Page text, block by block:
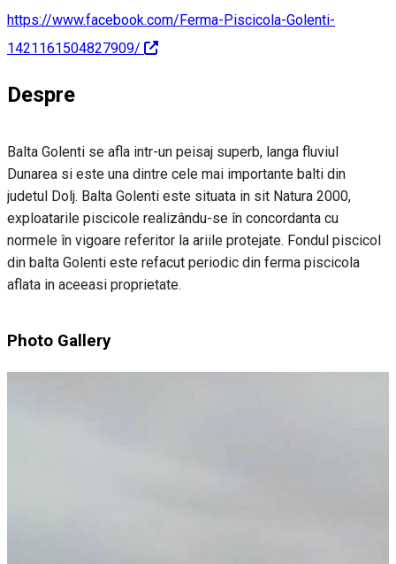
https://www.facebook.com/Ferma-Piscicola-Golenti-
1421161504827909/
Despre
Balta Golenti se afla intr-un peisaj superb, langa fluviul
Dunarea si este una dintre cele mai importante balti din
judetul Dolj. Balta Golenti este situata in sit Natura 2000,
exploatarile piscicole realizându-se în concordanta cu
normele în vigoare referitor la ariile protejate. Fondul piscicol
din balta Golenti este refacut periodic din ferma piscicola
aflata in aceeasi proprietate.
Photo Gallery